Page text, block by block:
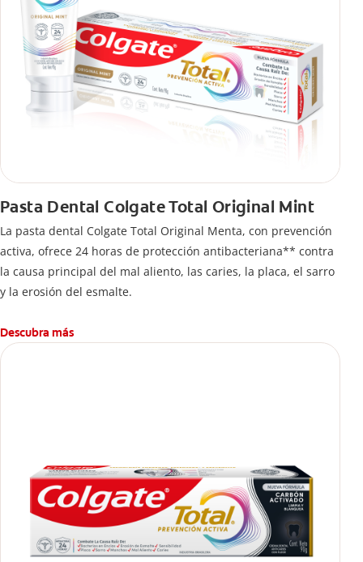
Pasta Dental Colgate Total Original Mint
La pasta dental Colgate Total Original Menta, con prevención
activa, ofrece 24 horas de protección antibacteriana** contra
la causa principal del mal aliento, las caries, la placa, el sarro
y la erosión del esmalte.
Descubra más